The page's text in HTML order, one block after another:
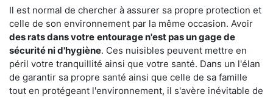
Il est normal de chercher à assurer sa propre protection et
celle de son environnement par la même occasion. Avoir
des rats dans votre entourage n'est pas un gage de
sécurité ni d'hygiène. Ces nuisibles peuvent mettre en
péril votre tranquillité ainsi que votre santé. Dans un l'élan
de garantir sa propre santé ainsi que celle de sa famille
tout en protégeant l'environnement, il s'avère inévitable de